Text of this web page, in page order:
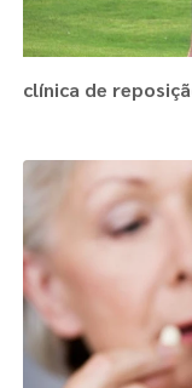
clínica de